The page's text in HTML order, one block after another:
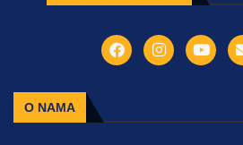
O NAMA